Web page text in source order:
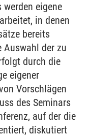
werden eigene
in denen
bereits
Auswahl der zu
durch die
eigener
Vorschlägen
des Seminars
auf der die
diskutiert